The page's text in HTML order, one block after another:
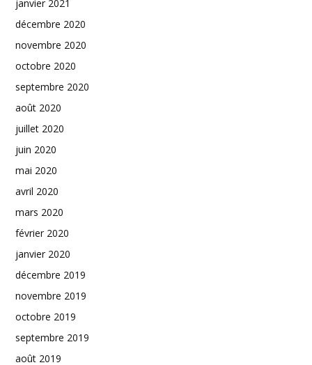
janvier 2021
décembre 2020
novembre 2020
octobre 2020
septembre 2020
août 2020
juillet 2020
juin 2020
mai 2020
avril 2020
mars 2020
février 2020
janvier 2020
décembre 2019
novembre 2019
octobre 2019
septembre 2019
août 2019